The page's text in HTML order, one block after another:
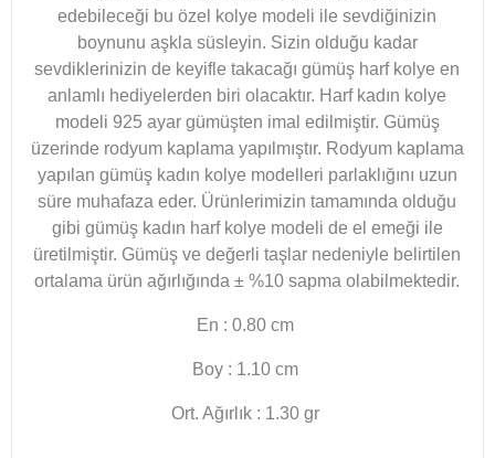
edebileceği bu özel kolye modeli ile sevdiğinizin
boynunu aşkla süsleyin. Sizin olduğu kadar
sevdiklerinizin de keyifle takacağı gümüş harf kolye en
anlamlı hediyelerden biri olacaktır. Harf kadın kolye
modeli 925 ayar gümüşten imal edilmiştir. Gümüş
üzerinde rodyum kaplama yapılmıştır. Rodyum kaplama
yapılan gümüş kadın kolye modelleri parlaklığını uzun
süre muhafaza eder. Ürünlerimizin tamamında olduğu
gibi gümüş kadın harf kolye modeli de el emeği ile
üretilmiştir. Gümüş ve değerli taşlar nedeniyle belirtilen
ortalama ürün ağırlığında ± %10 sapma olabilmektedir.
En : 0.80 cm
Boy : 1.10 cm
Ort. Ağırlık : 1.30 gr